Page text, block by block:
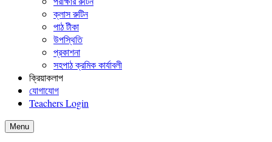
ক্লাস রুটিন
পাঠ টীকা
উপস্থিতি
প্রকাশনা
সহপাঠ ক্রমিক কার্যাবলী
ক্রিয়াকলাপ
যোগাযোগ
Teachers Login
Menu